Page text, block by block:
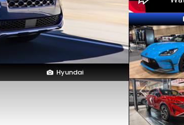
Hyundai
Previous